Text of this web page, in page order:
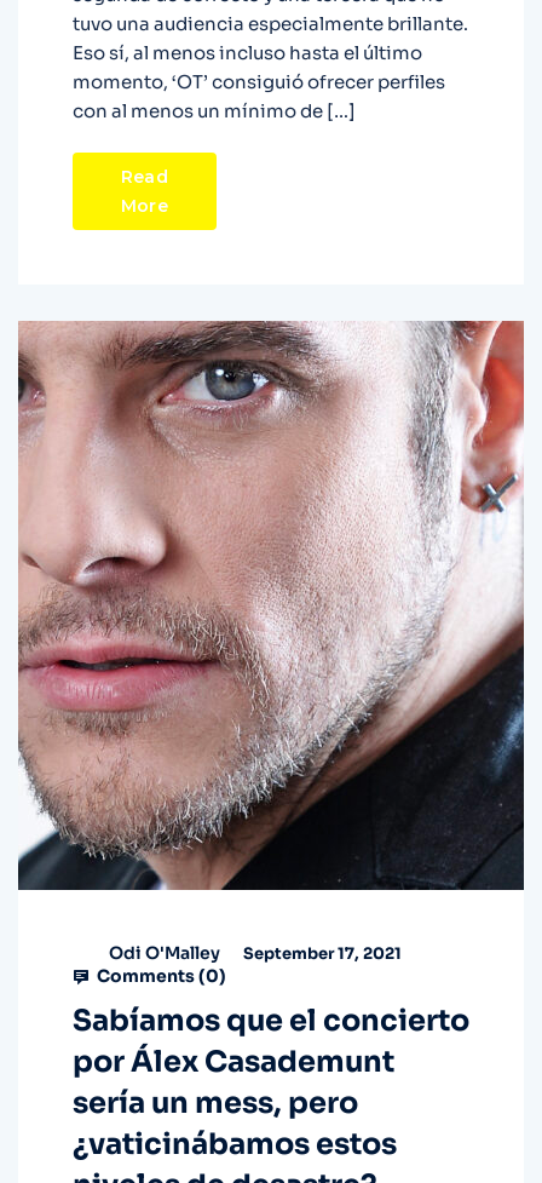
tuvo una audiencia especialmente brillante.
Eso sí, al menos incluso hasta el último
momento, ‘OT’ consiguió ofrecer perfiles
con al menos un mínimo de […]
Read
More
Odi O'Malley September 17, 2021
Comments (0)
Sabíamos que el concierto
por Álex Casademunt
sería un mess, pero
¿vaticinábamos estos